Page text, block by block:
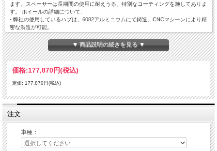
ます。スペーサーは長期間の使用に耐えうる、特別なコーティングを施してありま
す。 ホイールの詳細について:
- 弊社の使用しているハブは、6082アルミニウムにて鋳造。CNCマシーンにより精
密な製造が可能。
- 弊社のハブは（ほどんどの）標準サイズディスクブレーキやスプロケットに対応
しております。 ハブはオーバーサイズのAクオリティベアリングにも対応していま
す。これらのベアリングはほとんどのベアリングブランドから購入して頂けます
し、HAANからの提供も可能です。
- ベアリングの間に使用するインナースペーサーは7075アルミニウムにて鋳造して
おります。
- その他のハブスペーサーはベアリングと同様7075アルミニウムにて製造されてお
- 36本スポークを採用（2スト85cc / 4スト150cc / KTM freeride ハブは32本スポー
ク）。
- スポークは極太、耐久性に優れた特別なステンレススポークを採用。使用された
- リペアパーツは全て提供可能です。詳細はお問合せください。
▼ 商品説明の続きを見る ▼
価格:177,870円(税込)
定価: 177,870円(税込)
注文
車種：